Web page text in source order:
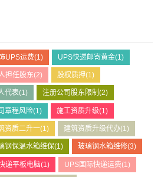
UPS运费(1) UPS快递邮寄黄金(1)
担任股东(2) 股权质押(1)
代表(1) 注册公司股东限制 (2)
章程风险(1) 施工资质升级(1)
资质二升一(1) 建筑资质升级代办(1)
钢保温水箱维保(1) 玻璃钢水箱维修(3)
递平板电脑(1) UPS国际快递运费(1)